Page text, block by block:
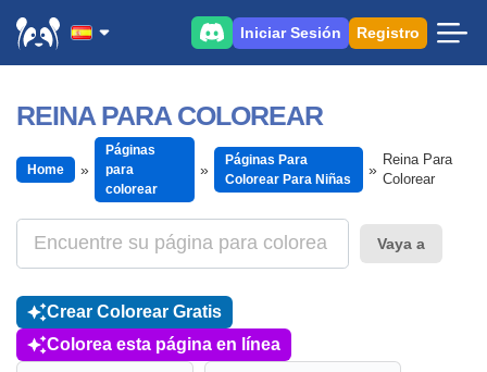
Iniciar Sesión Registro
REINA PARA COLOREAR
Home
Páginas
para
colorear
Páginas Para
Colorear Para Niñas
Reina Para
Colorear
Vaya a
Crear Colorear Gratis
Colorea esta página en línea